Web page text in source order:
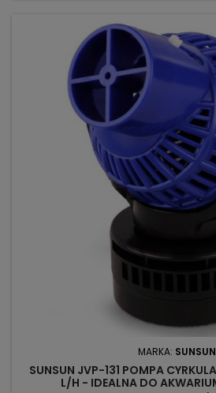
MARKA: SUNSUN
SUNSUN JVP-131 POMPA
L/H - IDEALNA DO